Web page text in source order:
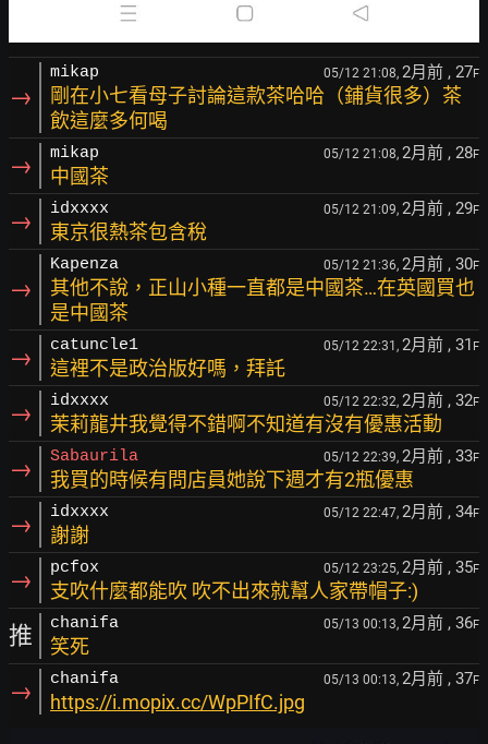
→
mikap 05/12 21:08, 2月前 , 27F
剛在小七看母子討論這款茶哈哈（鋪貨很多）茶
飲這麼多何喝
→ mikap 05/12 21:08, 2月前 , 28F
中國茶
→ idxxxx 05/12 21:09, 2月前 , 29F
東京很熱茶包含稅
→
Kapenza 05/12 21:36, 2月前 , 30F
其他不說，正山小種一直都是中國茶…在英國買也
是中國茶
→ catuncle1 05/12 22:31, 2月前 , 31 F
這裡不是政治版好嗎，拜託
→ idxxxx 05/12 22:32, 2月前 , 32F
茉莉龍井我覺得不錯啊不知道有沒有優惠活動
→ Sabaurila 05/12 22:39, 2月前 , 33F
我買的時候有問店員她說下週才有2瓶優惠
→ idxxxx 05/12 22:47, 2月前 , 34F
謝謝
→ pcfox 05/12 23:25, 2月前 , 35F
支吹什麼都能吹 吹不出來就幫人家帶帽子:)
推 chanifa 05/13 00:13, 2月前 , 36F
笑死
→ chanifa 05/13 00:13, 2月前 , 37F
https://i.mopix.cc/WpPIfC.jpg